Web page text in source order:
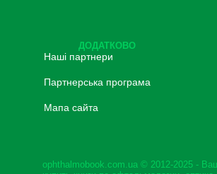
ДОДАТКОВО
Наші партнери
Партнерська програма
Мапа сайта
ophthalmobook.com.ua © 2012-2025 -